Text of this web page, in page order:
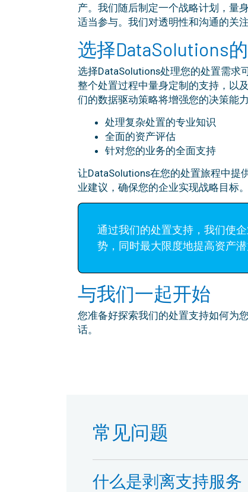
产。我们随后制定一个战略计划，量
适当参与。我们对透明性和沟通的关
选择DataSolutions
选择DataSolutions处理您的处置需求
整个处置过程中量身定制的支持，以
们的数据驱动策略将增强您的决策能
处理复杂处置的专业知识
全面的资产评估
针对您的业务的全面支持
让DataSolutions在您的处置旅程中提
业建议，确保您的企业实现战略目标。
通过我们的处置支持，我们使
势，同时最大限度地提高资产潜
与我们一起开始
您准备好探索我们的处置支持如何为
话。
常见问题
什么是剥离支持服务